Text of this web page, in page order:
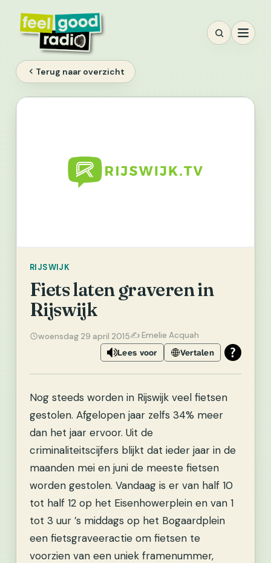
inhoud
Terug naar overzicht
RIJSWIJK
Fiets laten graveren in
Rijswijk
woensdag 29 april 2015✍️ Emelie Acquah
Lees voor Vertalen
Nog steeds worden in Rijswijk veel fietsen
gestolen. Afgelopen jaar zelfs 34% meer
dan het jaar ervoor. Uit de
criminaliteitscijfers blijkt dat ieder jaar in de
maanden mei en juni de meeste fietsen
worden gestolen. Vandaag is er van half 10
tot half 12 op het Eisenhowerplein en van 1
tot 3 uur ’s middags op het Bogaardplein
een fietsgraveeractie om fietsen te
voorzien van een uniek framenummer,